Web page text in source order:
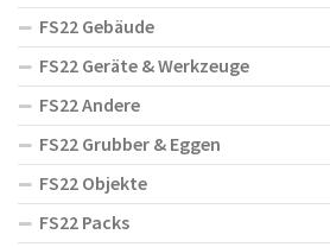
FS22 Gebäude
FS22 Geräte & Werkzeuge
FS22 Andere
FS22 Grubber & Eggen
FS22 Objekte
FS22 Packs